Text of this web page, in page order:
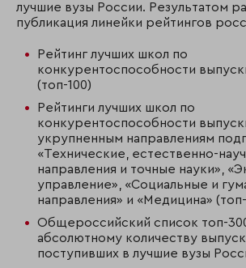
лучшие вузы России. Результатом
публикация линейки рейтингов
Рейтинг лучших школ по
конкурентоспособности
(топ-100)
Рейтинги лучших школ по
конкурентоспособности
укрупненным направлениям
«Технические, естественно-
направления и точные науки»,
управление», «Социальные и
направления» и «Медицина»
Общероссийский список топ-
абсолютному количеству
поступивших в лучшие вузы